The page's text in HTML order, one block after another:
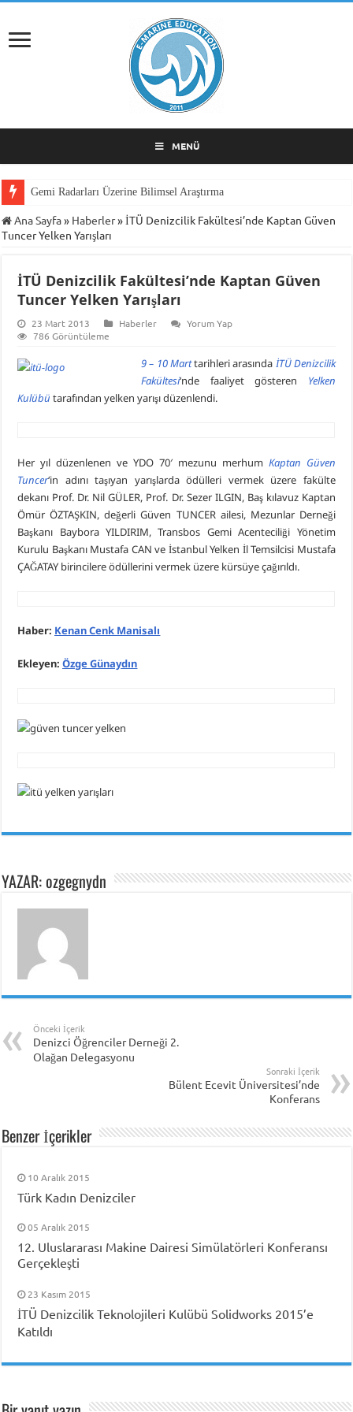
MENÜ
Gemi Radarları Üzerine Bilimsel Araştırma
Ana Sayfa» Haberler»İTÜ Denizcilik Fakültesi’nde Kaptan Güven
Tuncer Yelken Yarışları
İTÜ Denizcilik Fakültesi’nde Kaptan Güven
Tuncer Yelken Yarışları
23 Mart 2013 Haberler
Yorum Yap
786 Görüntüleme
9 – 10 Marttarihleri arasında İTÜ Denizcilik
Fakültesi‘nde faaliyet gösteren Yelken
Kulübü tarafından yelken yarışı düzenlendi.
Her yıl düzenlenen ve YDO 70′ mezunu merhum Kaptan Güven
Tuncer‘in adını taşıyan yarışlarda ödülleri vermek üzere fakülte
dekanı Prof. Dr. Nil GÜLER, Prof. Dr. Sezer ILGIN, Baş kılavuz Kaptan
Ömür ÖZTAŞKIN, değerli Güven TUNCER ailesi, Mezunlar Derneği
Başkanı Baybora YILDIRIM, Transbos Gemi Acenteciliği Yönetim
Kurulu Başkanı Mustafa CAN ve İstanbul Yelken İl Temsilcisi Mustafa
ÇAĞATAY birincilere ödüllerini vermek üzere kürsüye çağırıldı.
Haber: Kenan Cenk Manisalı
Ekleyen:Özge Günaydın
YAZAR: ozgegnydn
Önceki İçerik
Denizci Öğrenciler Derneği 2.
Olağan Delegasyonu
Sonraki İçerik
Bülent Ecevit Üniversitesi’nde
Konferans
Benzer İçerikler
10 Aralık 2015
Türk Kadın Denizciler
05 Aralık 2015
12. Uluslararası Makine Dairesi Simülatörleri Konferansı
Gerçekleşti
23 Kasım 2015
İTÜ Denizcilik Teknolojileri Kulübü Solidworks 2015’e
Katıldı